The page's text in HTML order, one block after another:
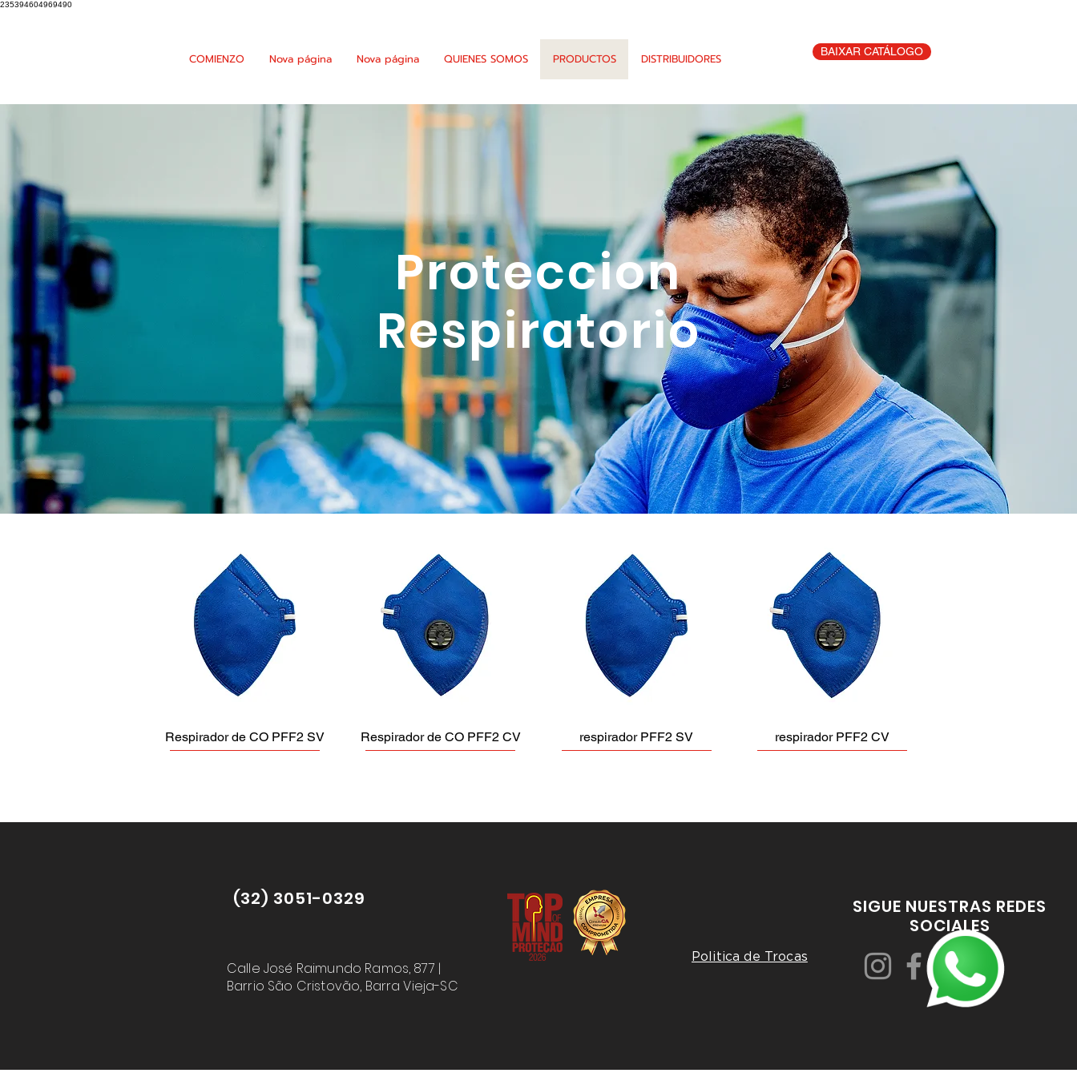
235394604969490
COMIENZO Nova página Nova página QUIENES SOMOS PRODUCTOS DISTRIBUIDORES BAIXAR CATÁLOGO
Proteccion
Respiratorio
Respirador de CO PFF2 SV Respirador de CO PFF2 CV respirador PFF2 SV respirador PFF2 CV
(32) 3051-0329
Calle José Raimundo Ramos, 877 |
Barrio São Cristovão, Barra Vieja-SC
SIGUE NUESTRAS REDES
SOCIALES
Politica de Trocas